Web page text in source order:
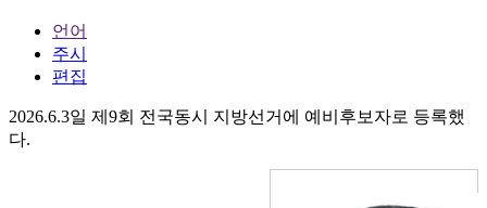
언어
주시
편집
2026.6.3일 제9회 전국동시 지방선거에 예비후보자로 등록했
다.